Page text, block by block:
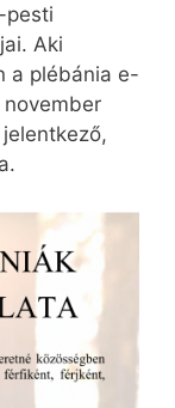
pesti
Aki
a plébánia e-
november